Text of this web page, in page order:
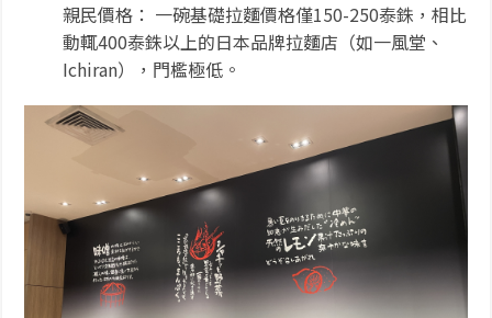
親民價格： 一碗基礎拉麵價格僅150-250泰銖，相比
動輒400泰銖以上的日本品牌拉麵店（如一風堂、
Ichiran），門檻極低。